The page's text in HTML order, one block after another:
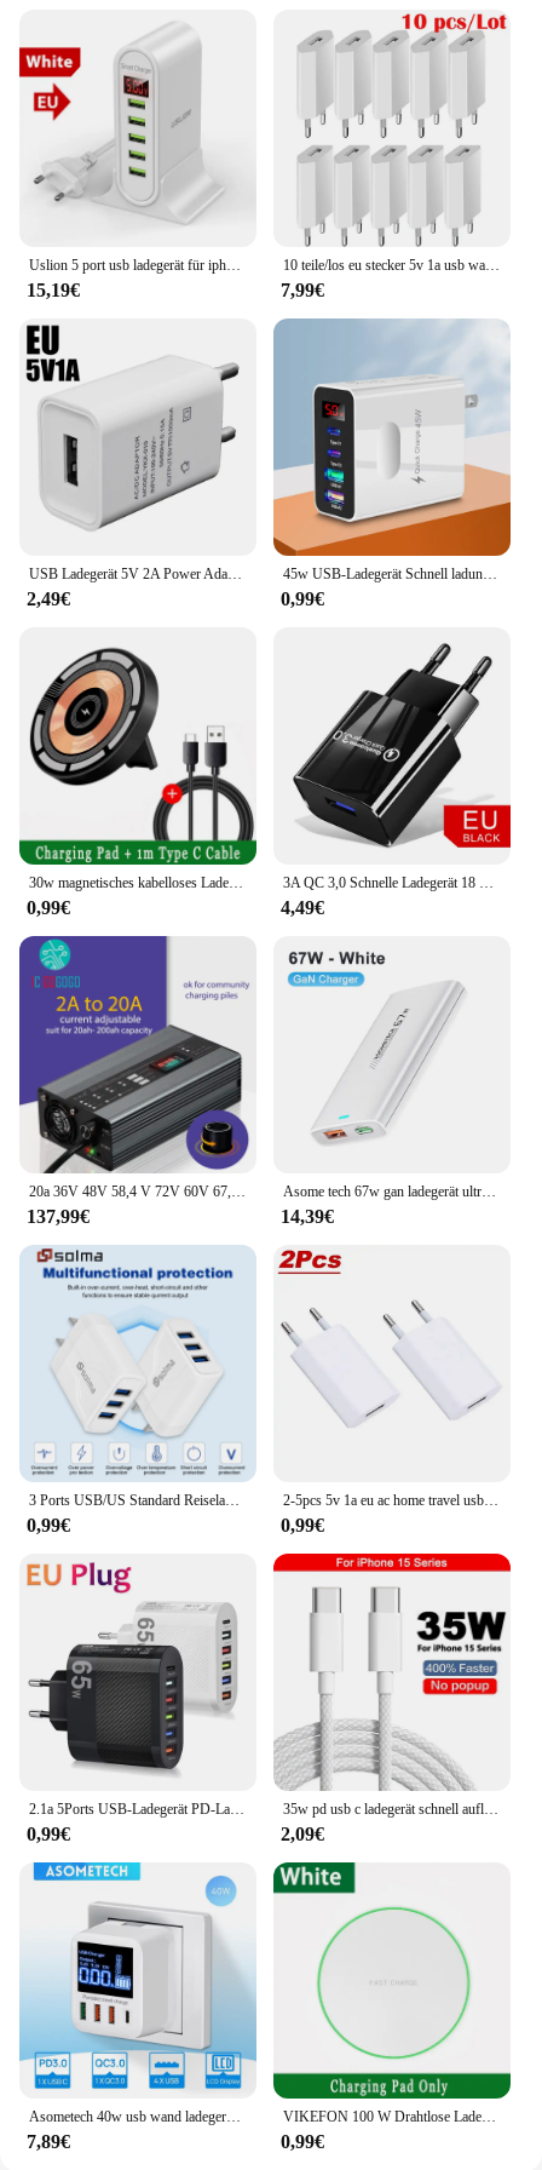
makes it a versatile choice for both personal and
professional use. The ladegerät mit cabel für iphone
is designed to be user-friendly, with a simple plug-
and-play setup that allows you to charge your
device without any hassle. Its lightweight and
compact design make it an ideal accessory for those
who are always on the move, ensuring that your
iPhone stays powered up wherever you go.
Uslion 5 port usb ladegerät für iphone 15 xiaomi led display multi usb ladestation universal telefon desktop wand eu us uk stecker
15,19€
10 teile/los eu stecker 5v 1a usb wand ladegerät tragbare netzteile für iphone 6 7 8 plus 11 12 13 14 samsung htc
7,99€
USB Ladegerät 5V 2A Power Adapter Reise Universal Handy Ladegerät Für iPhone Samsung Xiaomi Redmi LG EU/US Wand Ladestecker
2,49€
45w USB-Ladegerät Schnell ladung 4 Anschlüsse Typ C Telefon Ladegerät Adapter für iPhone Samsung Xiaomi Digital Display USB C Wand ladegerät
0,99€
0,99€ 4,49€
137,99€
Asome tech 67w gan ladegerät ultra dünne schnell ladung qc 3,0 pd pps mini usb typ c ladegerät für macbook laptop iphone 14 ipad samsung
14,39€
0,99€
2-5pcs 5v 1a eu ac home travel usb wand ladegerät für iphone 6 7 8 plus x xr 11 12 13 14
0,99€
0,99€
35w pd usb c ladegerät schnell aufladen für apple iphone 15 14 13 12 11 pro max mini 7 8 plus ladegerät typ c kabel schnell ladekabel
2,09€
Asometech 40w usb wand ladegerät 4 port mit led-anzeige qc 3,0 pd 3,0 usb schnell ladegerät für iphone 14 huawei xiaomi samsung
7,89€
VIKEFON 100 W Drahtlose Ladegerät Pad Für iPhone 16 15 14 13 12 Pro Max Samsung Xiaomi LED Induktion Schnelle drahtlose Ladestation
0,99€